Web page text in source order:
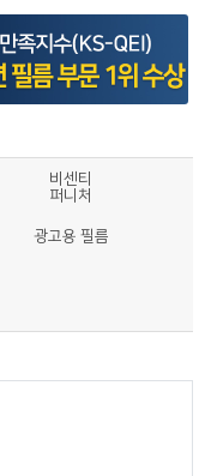
비센티
퍼니처
광고용 필름